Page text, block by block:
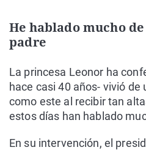
He hablado mucho
padre
La princesa Leonor ha
hace casi 40 años- vivió
como este al recibir tan
estos días han hablado
En su intervención, el